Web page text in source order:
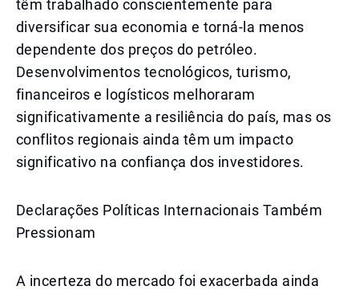
têm trabalhado conscientemente para
diversificar sua economia e torná-la menos
dependente dos preços do petróleo.
Desenvolvimentos tecnológicos, turismo,
financeiros e logísticos melhoraram
significativamente a resiliência do país, mas os
conflitos regionais ainda têm um impacto
significativo na confiança dos investidores.
Declarações Políticas Internacionais Também
Pressionam
A incerteza do mercado foi exacerbada ainda